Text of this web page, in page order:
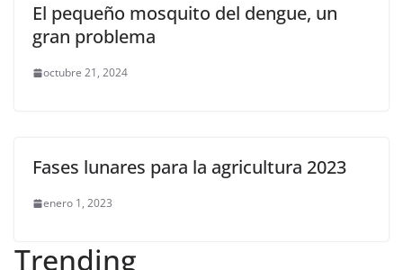
El pequeño mosquito del dengue, un
gran problema
octubre 21, 2024
Fases lunares para la agricultura 2023
enero 1, 2023
Trending